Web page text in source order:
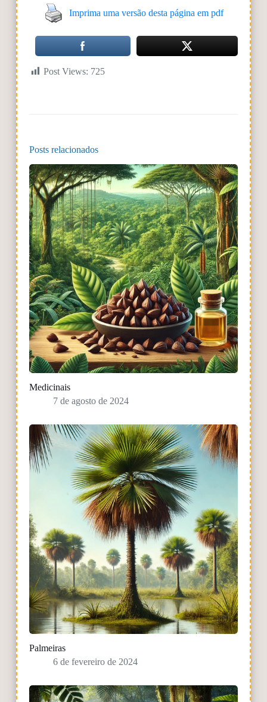
Imprima uma versão desta página em pdf
Post Views: 725
Posts relacionados
Medicinais
7 de agosto de 2024
Palmeiras
6 de fevereiro de 2024